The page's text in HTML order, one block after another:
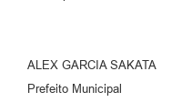
ALEX GARCIA SAKATA
Prefeito Municipal